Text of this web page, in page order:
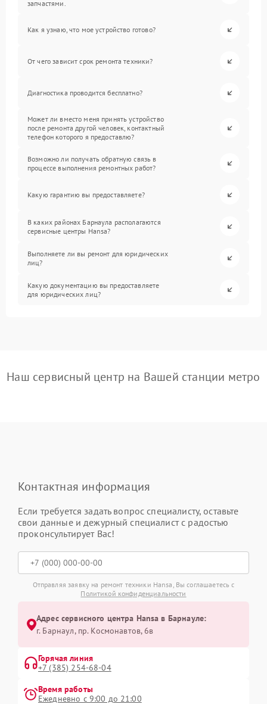
запчастями.
Как я узнаю, что мое устройство готово?
От чего зависит срок ремонта техники?
Диагностика проводится бесплатно?
Может ли вместо меня принять устройство
после ремонта другой человек, контактный
телефон которого я предоставлю?
Возможно ли получать обратную связь в
процессе выполнения ремонтных работ?
Какую гарантию вы предоставляете?
В каких районах Барнаула располагаются
сервисные центры Hansa?
Выполняете ли вы ремонт для юридических
лиц?
Какую документацию вы предоставляете
для юридических лиц?
Наш сервисный центр на Вашей станции метро
Контактная информация
Если требуется задать вопрос специалисту, оставьте
свои данные и дежурный специалист с радостью
проконсультирует Вас!
Отправляя заявку на ремонт техники Hansa, Вы соглашаетесь с
Политикой конфиденциальности
Адрес сервисного центра Hansa в Барнауле:
г. Барнаул, ​пр. Космонавтов, 6в
Горячая линия
+7 (385) 254-68-04
Время работы
Ежедневно с 9:00 до 21:00